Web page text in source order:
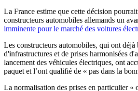
La France estime que cette décision
constructeurs automobiles allemands un
imminente pour le marché des voitures
Les constructeurs automobiles, qui ont déjà
d'infrastructures et de prises harmonisées
lancement des véhicules électriques, ont
paquet et l’ont qualifié de « pas dans la
La normalisation des prises en particulier «